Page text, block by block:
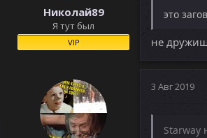
Николай89
Я тут был
VIP
это
не
3 Авг 2019
Starway